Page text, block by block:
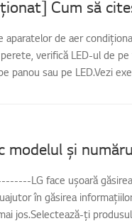
Cum să
aparatelor de aer
verifică LED-ul de
panou sau pe LED.Vezi
modelul și
LG face ușoară
în găsirea
jos.Selectează-ți